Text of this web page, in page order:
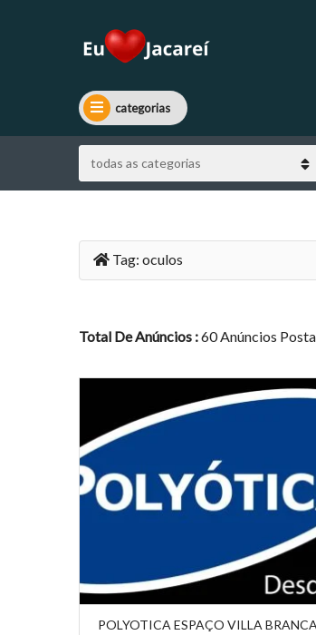
categorias
Tag: oculos
Total De Anúncios :60 Anúncios
POLYOTICA ESPAÇO VILLA BRANCA